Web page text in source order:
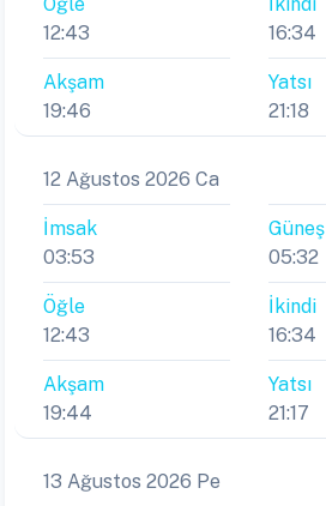
12:43
16:34
Akşam
19:46
Yatsı
21:18
12 Ağustos 2026 Ca
İmsak
03:53
Güneş
05:32
Öğle
12:43
İkindi
16:34
Akşam
19:44
Yatsı
21:17
13 Ağustos 2026 Pe